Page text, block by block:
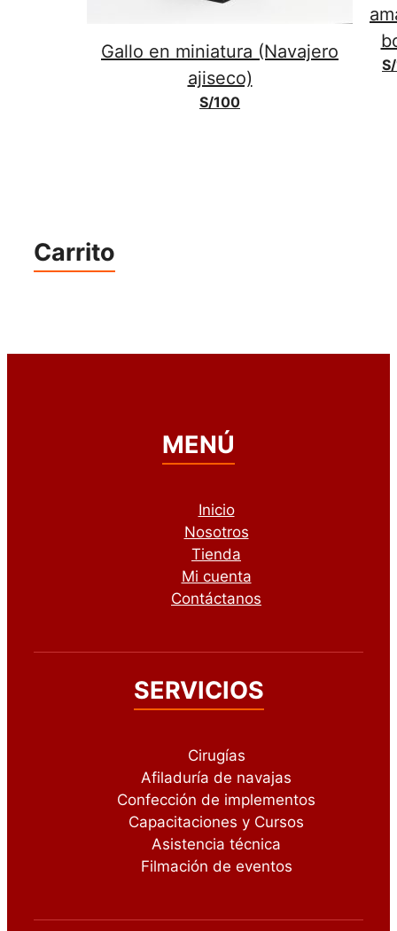
Gallo en miniatura (Navajero
ajiseco)
S/100
S/
Carrito
MENÚ
Inicio
Nosotros
Tienda
Mi cuenta
Contáctanos
SERVICIOS
Cirugías
Afiladuría de navajas
Confección de implementos
Capacitaciones y Cursos
Asistencia técnica
Filmación de eventos